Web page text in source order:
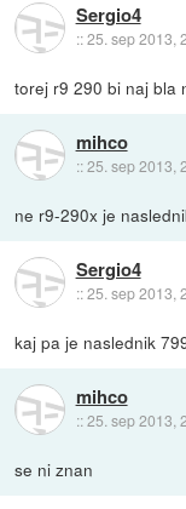
Sergio4
::25. sep 2013,
torej r9 290 bi naj bla
mihco
::25. sep 2013,
ne r9-290x je
Sergio4
::25. sep 2013,
kaj pa je naslednik
mihco
::25. sep 2013,
se ni znan